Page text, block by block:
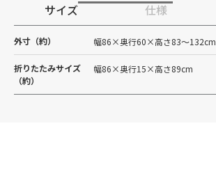
サイズ 仕様
外寸（約） 幅86×奥行60×高さ83〜132cm
折りたたみサイズ
（約）
幅86×奥行15×高さ89cm